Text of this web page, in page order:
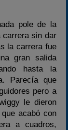
pole de la
carrera sin dar
la carrera fue
gran salida
hasta la
Parecía que
pero a
le dieron
acabó con
a cuadros,